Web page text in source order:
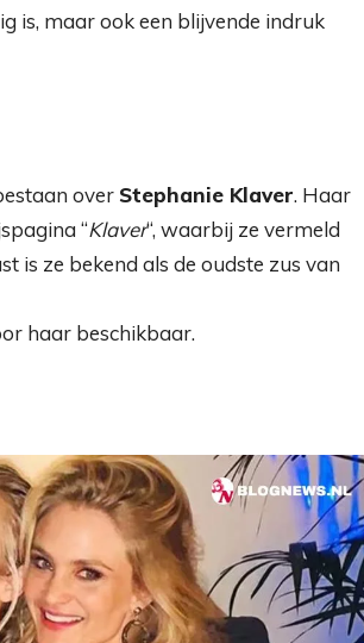
is, maar ook een blijvende indruk
over Stephanie Klaver. Haar
“Klaver“, waarbij ze vermeld
is ze bekend als de oudste zus van
haar beschikbaar.